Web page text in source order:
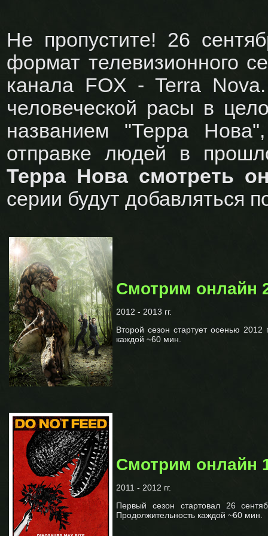
Не пропустите! 26
формат телевизионного
канала FOX - Terra
человеческой расы в
названием "Терра
отправке людей в
Терра Нова смотреть
серии будут добавляться
Смотрим онлайн
2012 - 2013 гг.
Второй сезон стартует осенью
каждой ~60 мин.
Смотрим онлайн
2011 - 2012 гг.
Первый сезон стартовал 26
Продолжительность каждой ~60 мин.